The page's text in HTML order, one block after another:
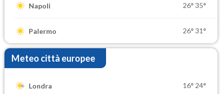
Napoli 26° 35°
Palermo 26° 31°
Meteo città europee
Londra 16° 24°